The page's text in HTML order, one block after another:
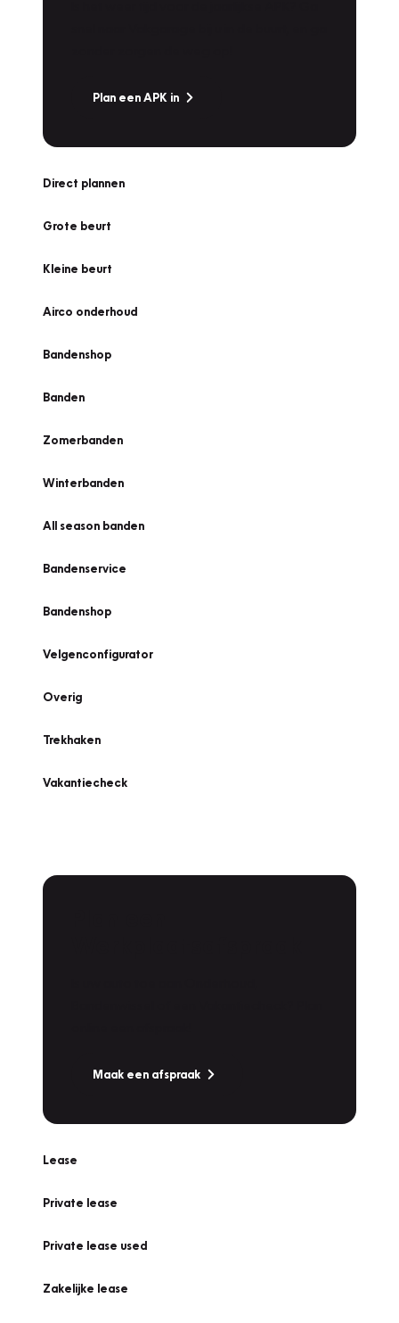
Plan een APK in
Direct plannen
Grote beurt
Kleine beurt
Airco onderhoud
Bandenshop
Banden
Zomerbanden
Winterbanden
All season banden
Bandenservice
Bandenshop
Velgenconfigurator
Overig
Trekhaken
Vakantiecheck
Maak een afspraak
Lease
Private lease
Private lease used
Zakelijke lease